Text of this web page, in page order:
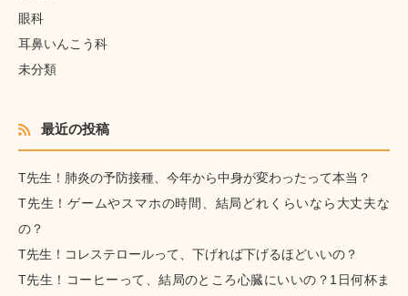
眼科
耳鼻いんこう科
未分類
最近の投稿
T先生！肺炎の予防接種、今年から中身が変わったって本当？
T先生！ゲームやスマホの時間、結局どれくらいなら大丈夫な
の？
T先生！コレステロールって、下げれば下げるほどいいの？
T先生！コーヒーって、結局のところ心臓にいいの？1日何杯ま